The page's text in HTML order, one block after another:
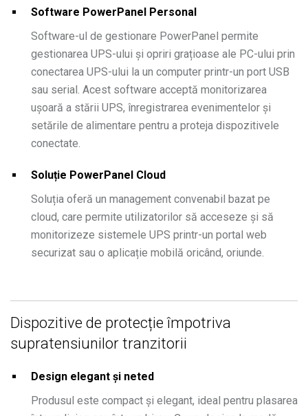
Software PowerPanel Personal
Software-ul de gestionare PowerPanel permite
gestionarea UPS-ului și opriri grațioase ale PC-ului prin
conectarea UPS-ului la un computer printr-un port USB
sau serial. Acest software acceptă monitorizarea
ușoară a stării UPS, înregistrarea evenimentelor și
setările de alimentare pentru a proteja dispozitivele
conectate.
Soluție PowerPanel Cloud
Soluția oferă un management convenabil bazat pe
cloud, care permite utilizatorilor să acceseze și să
monitorizeze sistemele UPS printr-un portal web
securizat sau o aplicație mobilă oricând, oriunde.
Dispozitive de protecție împotriva
supratensiunilor tranzitorii
Design elegant și neted
Produsul este compact și elegant, ideal pentru plasarea